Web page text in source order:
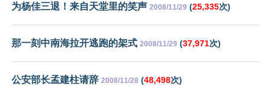
为杨佳三退！来自天堂里的笑声 2008/11/29 (25,335次)
那一刻中南海拉开逃跑的架式 2008/11/29 (37,971次)
公安部长孟建柱请辞 2008/11/28 (48,498次)